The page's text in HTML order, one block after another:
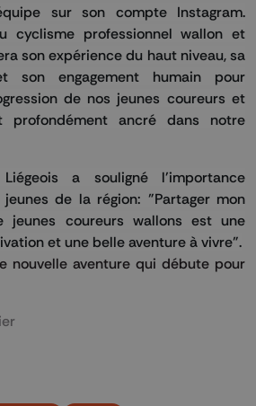
sur son compte Instagram.
cyclisme professionnel wallon et
son expérience du haut niveau, sa
engagement humain pour
de nos jeunes coureurs et
profondément ancré dans notre
a souligné l'importance
de la région: "Partager mon
jeunes coureurs wallons est une
et une belle aventure à vivre".
nouvelle aventure qui débute pour